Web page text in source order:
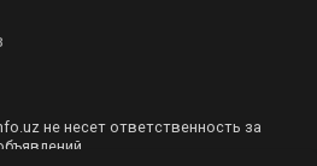
не несет ответственность за